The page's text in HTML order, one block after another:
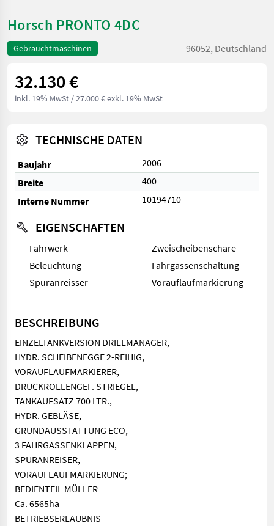
Horsch PRONTO 4DC
Gebrauchtmaschinen 96052, Deutschland
32.130 €
inkl. 19% MwSt / 27.000 € exkl. 19% MwSt
TECHNISCHE DATEN
Baujahr
2006
Breite
400
Interne Nummer
10194710
EIGENSCHAFTEN
Fahrwerk
Zweischeibenschare
Beleuchtung
Fahrgassenschaltung
Spuranreisser
Vorauflaufmarkierung
BESCHREIBUNG
EINZELTANKVERSION DRILLMANAGER,
HYDR. SCHEIBENEGGE 2-REIHIG,
VORAUFLAUFMARKIERER,
DRUCKROLLENGEF. STRIEGEL,
TANKAUFSATZ 700 LTR.,
HYDR. GEBLÄSE,
GRUNDAUSSTATTUNG ECO,
3 FAHRGASSENKLAPPEN,
SPURANREISER,
VORAUFLAUFMARKIERUNG;
BEDIENTEIL MÜLLER
Ca. 6565ha
BETRIEBSERLAUBNIS